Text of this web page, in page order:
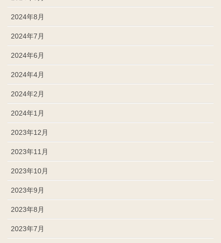
2024年8月
2024年7月
2024年6月
2024年4月
2024年2月
2024年1月
2023年12月
2023年11月
2023年10月
2023年9月
2023年8月
2023年7月